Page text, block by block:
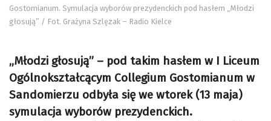
Gostomianum. Symulacja wyborów prezydenckich pod hasłem „Młodzi
głosują” / Fot. Grażyna Szlęzak – Radio Kielce
„Młodzi głosują” – pod takim hasłem w I Liceum
Ogólnokształcącym Collegium Gostomianum w
Sandomierzu odbyła się we wtorek (13 maja)
symulacja wyborów prezydenckich.